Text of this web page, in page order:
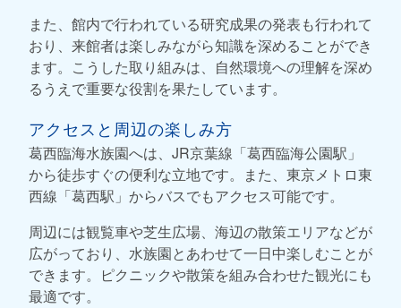
また、館内で行われている研究成果の発表も行われて
おり、来館者は楽しみながら知識を深めることができ
ます。こうした取り組みは、自然環境への理解を深め
るうえで重要な役割を果たしています。
アクセスと周辺の楽しみ方
葛西臨海水族園へは、JR京葉線「葛西臨海公園駅」
から徒歩すぐの便利な立地です。また、東京メトロ東
西線「葛西駅」からバスでもアクセス可能です。
周辺には観覧車や芝生広場、海辺の散策エリアなどが
広がっており、水族園とあわせて一日中楽しむことが
できます。ピクニックや散策を組み合わせた観光にも
最適です。